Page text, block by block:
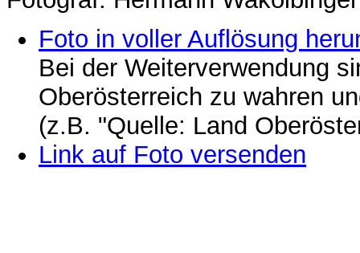
Foto in voller Auflösung
Bei der Weiterverwendung
Oberösterreich zu wahren
(z.B. "Quelle: Land
Link auf Foto versenden